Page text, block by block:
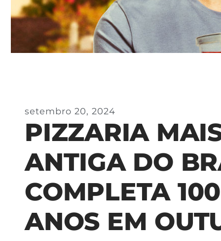
setembro 20, 2024
PIZZARIA
ANTIGA DO
COMPLETA 100
ANOS EM